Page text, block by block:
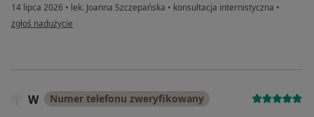
14 lipca 2026 • lek. Joanna Szczepańska • konsultacja internistyczna •
w opinii użytkownika MP
zgłoś nadużycie
W Numer telefonu zweryfikowany